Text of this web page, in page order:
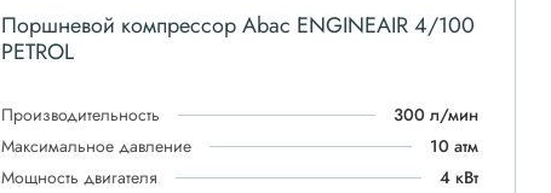
Поршневой компрессор Abac ENGINEAIR 4/100
PETROL
Производительность
300 л/мин
Максимальное давление
10 атм
Мощность двигателя
4 кВт